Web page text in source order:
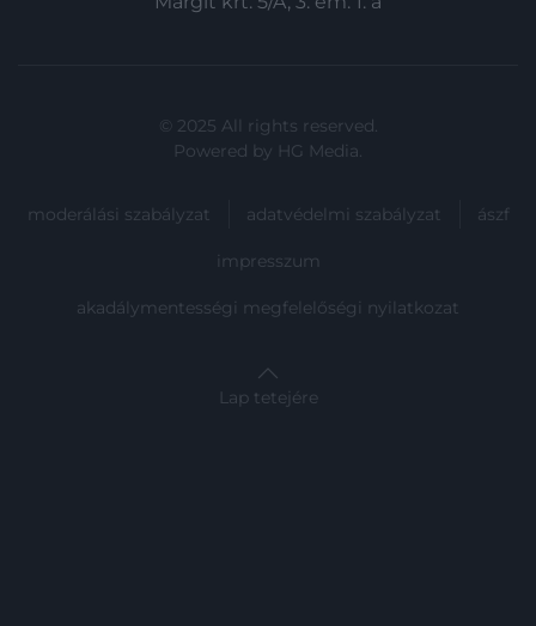
© 2025 All rights reserved.
Powered by HG Media.
moderálási szabályzat adatvédelmi szabályzat ászf
impresszum
akadálymentességi megfelelőségi nyilatkozat
Lap tetejére